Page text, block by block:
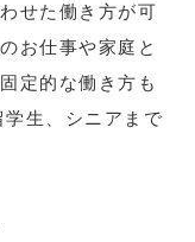
せた働き方が可
お仕事や家庭と
定的な働き方も
生、シニアまで